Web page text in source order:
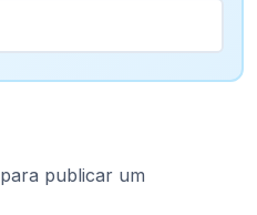
para publicar um